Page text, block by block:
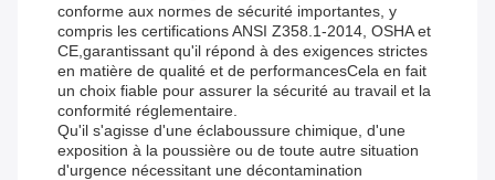
conforme aux normes de sécurité importantes, y
compris les certifications ANSI Z358.1-2014, OSHA et
CE,garantissant qu'il répond à des exigences strictes
en matière de qualité et de performancesCela en fait
un choix fiable pour assurer la sécurité au travail et la
conformité réglementaire.
Qu'il s'agisse d'une éclaboussure chimique, d'une
exposition à la poussière ou de toute autre situation
d'urgence nécessitant une décontamination